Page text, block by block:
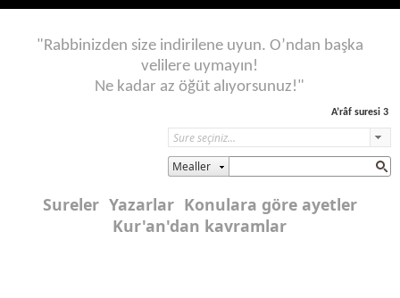
"Rabbinizden size indirilene uyun. O’ndan başka
velilere uymayın!
Ne kadar az öğüt alıyorsunuz!"
A’râf suresi 3
Mealler
Sureler Yazarlar Konulara göre ayetler
Kur'an'dan kavramlar